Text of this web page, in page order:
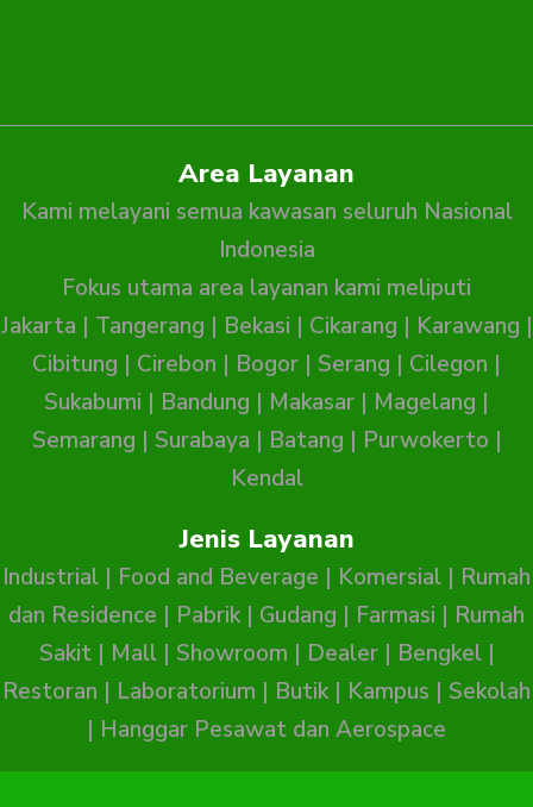
Area Layanan
Kami melayani semua kawasan seluruh Nasional
Indonesia
Fokus utama area layanan kami meliputi
Jakarta | Tangerang | Bekasi | Cikarang | Karawang |
Cibitung | Cirebon | Bogor | Serang | Cilegon |
Sukabumi | Bandung | Makasar | Magelang |
Semarang | Surabaya | Batang | Purwokerto |
Kendal
Jenis Layanan
Industrial | Food and Beverage | Komersial | Rumah
dan Residence | Pabrik| Gudang | Farmasi | Rumah
Sakit| Mall| Showroom | Dealer| Bengkel|
Restoran | Laboratorium | Butik| Kampus | Sekolah
| Hanggar Pesawat dan Aerospace